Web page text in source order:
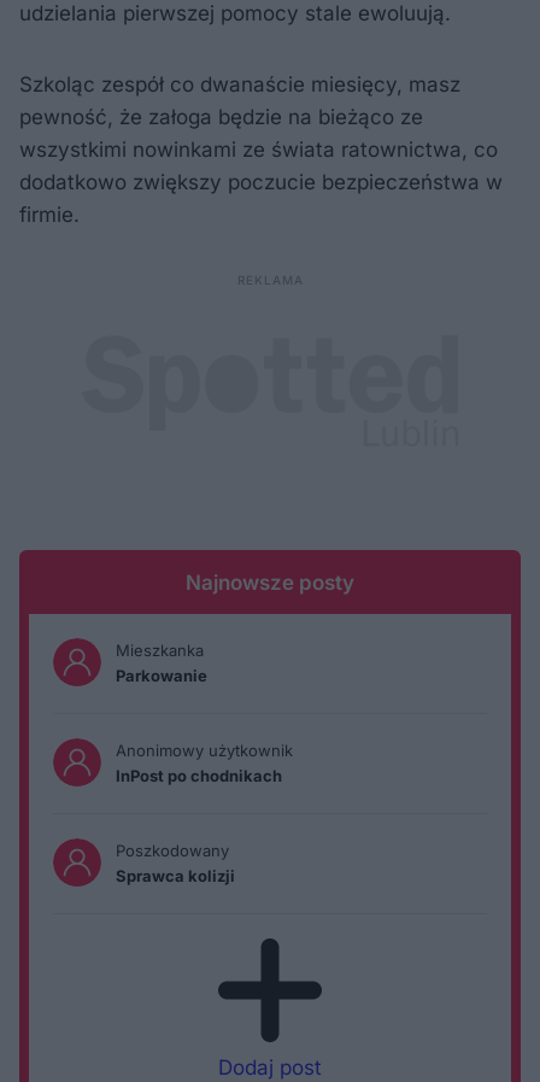
udzielania pierwszej pomocy stale ewoluują.
Szkoląc zespół co dwanaście miesięcy, masz
pewność, że załoga będzie na bieżąco ze
wszystkimi nowinkami ze świata ratownictwa, co
dodatkowo zwiększy poczucie bezpieczeństwa w
firmie.
Najnowsze posty
Mieszkanka
Parkowanie
Anonimowy użytkownik
InPost po chodnikach
Poszkodowany
Sprawca kolizji
Dodaj post